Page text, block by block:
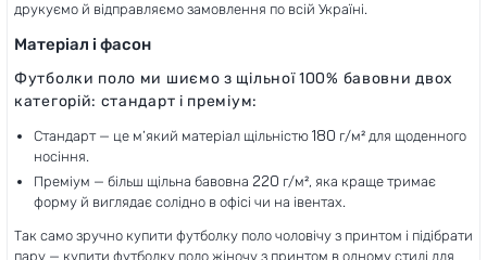
друкуємо й відправляємо замовлення по всій Україні.
Матеріал і фасон
Футболки поло ми шиємо з щільної 100% бавовни двох
категорій: стандарт і преміум:
Стандарт — це м’який матеріал щільністю 180 г/м² для щоденного
носіння.
Преміум — більш щільна бавовна 220 г/м², яка краще тримає
форму й виглядає солідно в офісі чи на івентах.
Так само зручно купити футболку поло чоловічу з принтом і підібрати
пару — купити футболку поло жіночу з принтом в одному стилі для